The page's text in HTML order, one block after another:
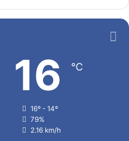
16 ℃
16º - 14º
79%
2.16 km/h